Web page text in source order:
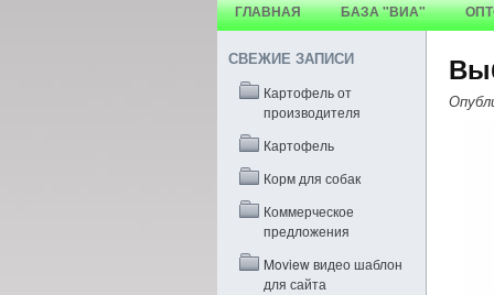
ГЛАВНАЯ БАЗА "ВИА"
СВЕЖИЕ ЗАПИСИ
Картофель от
производителя
Картофель
Корм для собак
Коммерческое
предложения
Moview видео шаблон
для сайта